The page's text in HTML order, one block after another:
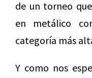
de un torneo
en metálico
categoría más
Y como nos